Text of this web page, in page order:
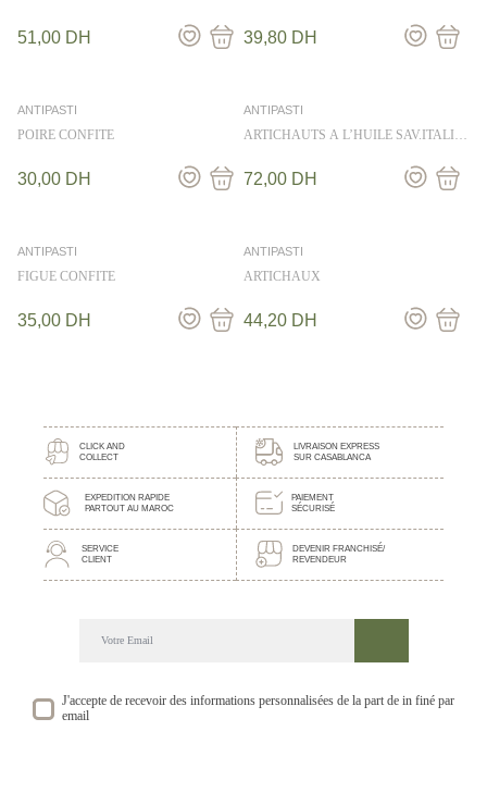
51,00 DH 39,80 DH
ANTIPASTI
POIRE CONFITE
30,00 DH
ANTIPASTI
ARTICHAUTS A L’HUILE SAV.ITALIE
72,00 DH
ANTIPASTI
FIGUE CONFITE
35,00 DH
ANTIPASTI
ARTICHAUX
44,20 DH
CLICK AND
COLLECT
LIVRAISON EXPRESS
SUR CASABLANCA
EXPEDITION RAPIDE
PARTOUT AU MAROC
PAIEMENT
SÉCURISÉ
SERVICE
CLIENT
DEVENIR FRANCHISÉ/
REVENDEUR
DECOUVREZ NOTRE NEWSLETTER GOURMANDE
SUIVEZ NOS ACTUALITE ET EVENEMENTS
J'accepte de recevoir des informations personnalisées de la part de in finé par
email